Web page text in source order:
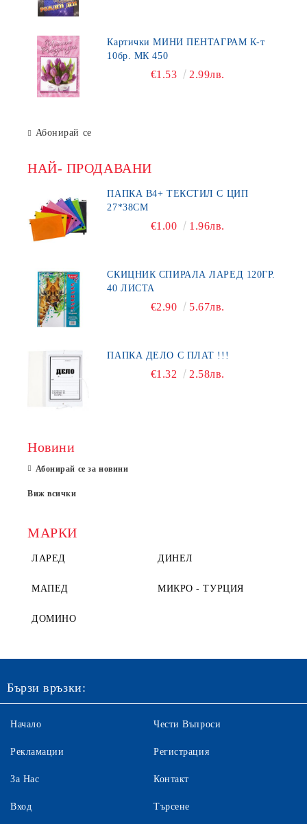
Картички МИНИ ПЕНТАГРАМ К-т
10бр. МК 450
€1.53 2.99лв.
Абонирай се
НАЙ- ПРОДАВАНИ
ПАПКА В4+ ТЕКСТИЛ С ЦИП
27*38СМ
€1.00 1.96лв.
СКИЦНИК СПИРАЛА ЛАРЕД 120ГР.
40 ЛИСТА
€2.90 5.67лв.
ПАПКА ДЕЛО С ПЛАТ !!!
€1.32 2.58лв.
Новини
Абонирай се за новини
Виж всички
МАРКИ
ЛАРЕД ДИНЕЛ
МАПЕД МИКРО - ТУРЦИЯ
ДОМИНО
Бързи връзки:
Начало
Рекламации
За Нас
Вход
Чести Въпроси
Регистрация
Контакт
Търсене